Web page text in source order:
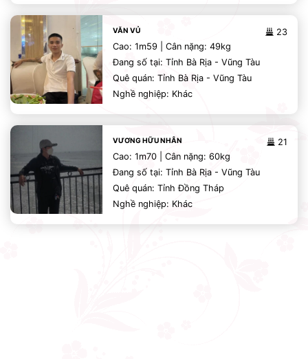
23
VĂN VỦ
Cao: 1m59 | Cân nặng: 49kg
Đang số tại: Tỉnh Bà Rịa - Vũng Tàu
Quê quán: Tỉnh Bà Rịa - Vũng Tàu
Nghề nghiệp: Khác
21
VƯƠNG HỮU NHÂN
Cao: 1m70 | Cân nặng: 60kg
Đang số tại: Tỉnh Bà Rịa - Vũng Tàu
Quê quán: Tỉnh Đồng Tháp
Nghề nghiệp: Khác